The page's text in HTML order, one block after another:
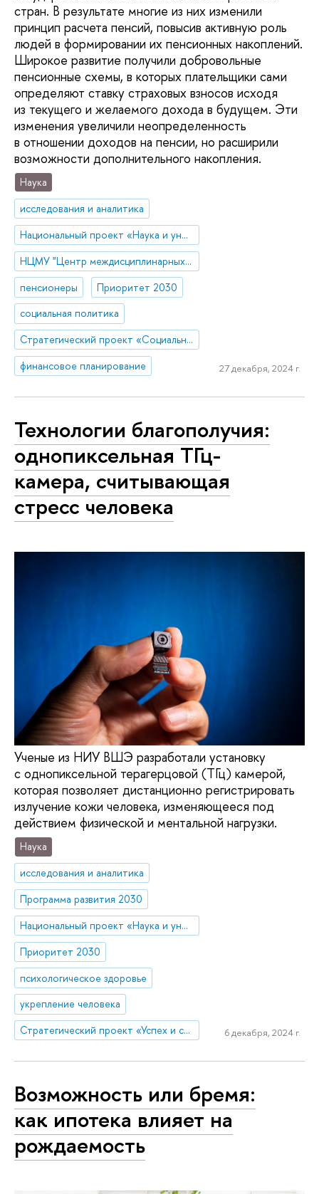
стран. В результате многие из них изменили
принцип расчета пенсий, повысив активную роль
людей в формировании их пенсионных накоплений.
Широкое развитие получили добровольные
пенсионные схемы, в которых плательщики сами
определяют ставку страховых взносов исходя
из текущего и желаемого дохода в будущем. Эти
изменения увеличили неопределенность
в отношении доходов на пенсии, но расширили
возможности дополнительного накопления.
Наука
исследования и аналитика
Национальный проект «Наука и университеты»
НЦМУ "Центр междисциплинарных исследований человеческого потенциала"
пенсионеры
Приоритет 2030
социальная политика
Стратегический проект «Социальная политика устойчивого развития и инклюзивного экономического роста»
финансовое планирование
27 декабря, 2024 г.
Технологии благополучия:
однопиксельная ТГц-
камера, считывающая
стресс человека
Ученые из НИУ ВШЭ разработали установку
с однопиксельной терагерцовой (ТГц) камерой,
которая позволяет дистанционно регистрировать
излучение кожи человека, изменяющееся под
действием физической и ментальной нагрузки.
Наука
исследования и аналитика
Программа развития 2030
Национальный проект «Наука и университеты»
Приоритет 2030
психологическое здоровье
укрепление человека
Стратегический проект «Успех и самостоятельность человека в меняющемся мире»
6 декабря, 2024 г.
Возможность или бремя:
как ипотека влияет на
рождаемость